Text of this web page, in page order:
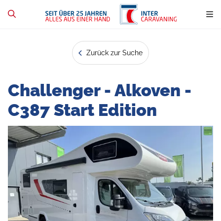
Zurück zur Suche
Challenger - Alkoven -
C387 Start Edition